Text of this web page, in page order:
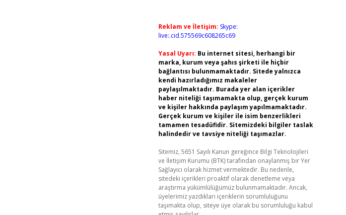
Reklam ve İletişim: Skype:
live:.cid.575569c608265c69
Yasal Uyarı: Bu internet sitesi, herhangi bir
marka, kurum veya şahıs şirketi ile hiçbir
bağlantısı bulunmamaktadır. Sitede yalnızca
kendi hazırladığımız makaleler
paylaşılmaktadır. Burada yer alan içerikler
haber niteliği taşımamakta olup, gerçek kurum
ve kişiler hakkında paylaşım yapılmamaktadır.
Gerçek kurum ve kişiler ile isim benzerlikleri
tamamen tesadüfidir. Sitemizdeki bilgiler taslak
halindedir ve tavsiye niteliği taşımazlar.
Sitemiz, 5651 Sayılı Kanun gereğince Bilgi Teknolojileri
ve İletişim Kurumu (BTK) tarafından onaylanmış bir Yer
Sağlayıcı olarak hizmet vermektedir. Bu nedenle,
sitedeki içerikleri proaktif olarak denetleme veya
araştırma yükümlülüğümüz bulunmamaktadır. Ancak,
üyelerimiz yazdıkları içeriklerin sorumluluğunu
taşımakta olup, siteye üye olarak bu sorumluluğu kabul